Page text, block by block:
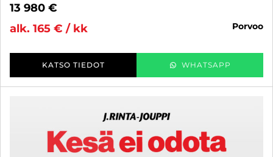
13 980 €
alk. 165 € / kk
porvoo
KATSO TIEDOT WHATSAPP